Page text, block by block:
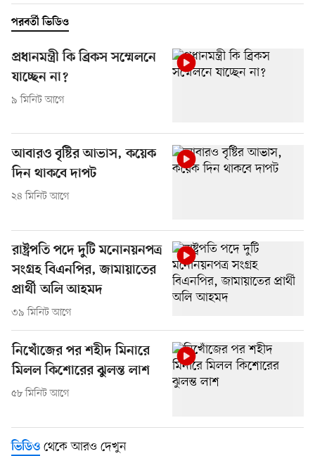
পরবর্তী ভিডিও
প্রধানমন্ত্রী কি ব্রিকস সম্মেলনে
যাচ্ছেন না?
৯ মিনিট আগে
আবারও বৃষ্টির আভাস, কয়েক
দিন থাকবে দাপট
২৪ মিনিট আগে
রাষ্ট্রপতি পদে দুটি মনোনয়নপত্র
সংগ্রহ বিএনপির, জামায়াতের
প্রার্থী অলি আহমদ
৩৯ মিনিট আগে
নিখোঁজের পর শহীদ মিনারে
মিলল কিশোরের ঝুলন্ত লাশ
৫৮ মিনিট আগে
ভিডিও থেকে আরও দেখুন